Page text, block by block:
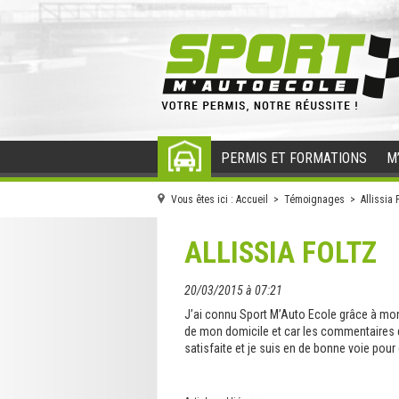
PERMIS ET FORMATIONS
Vous êtes ici : Accueil > Témoignages > Allissia
ALLISSIA FOLTZ
20/03/2015 à 07:21
J’ai connu Sport M’Auto Ecole grâce à
de mon domicile et car les commentaires
satisfaite et je suis en de bonne voie